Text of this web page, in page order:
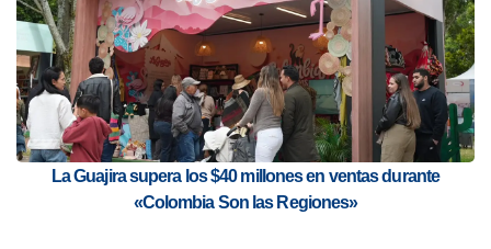
La Guajira supera los $40 millones en ventas durante
«Colombia Son las Regiones»